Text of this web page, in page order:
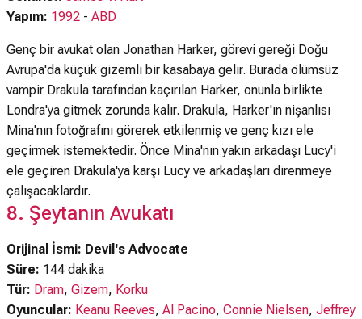
Yapım: 1992 - ABD
Genç bir avukat olan Jonathan Harker, görevi gereği Doğu
Avrupa'da küçük gizemli bir kasabaya gelir. Burada ölümsüz
vampir Drakula tarafından kaçırılan Harker, onunla birlikte
Londra'ya gitmek zorunda kalır. Drakula, Harker'ın nişanlısı
Mina'nın fotoğrafını görerek etkilenmiş ve genç kızı ele
geçirmek istemektedir. Önce Mina'nın yakın arkadaşı Lucy'i
ele geçiren Drakula'ya karşı Lucy ve arkadaşları direnmeye
çalışacaklardır.
8. Şeytanın Avukatı
Orijinal İsmi: Devil's Advocate
Süre: 144 dakika
Tür: Dram, Gizem, Korku
Oyuncular: Keanu Reeves, Al Pacino, Connie Nielsen, Jeffrey